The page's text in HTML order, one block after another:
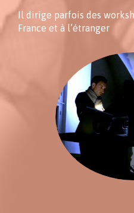
Il dirige parfois des
France et à l’étranger